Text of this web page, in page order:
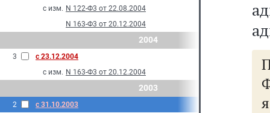
с изм. N 122-Ф3 от 22.08.2004
N 163-Ф3 от 20.12.2004
2004
3
с 23.12.2004
с изм. N 163-Ф3 от 20.12.2004
2003
2
с 31.10.2003